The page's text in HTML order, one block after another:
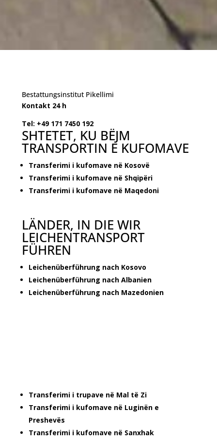
Bestattungsinstitut Pikellimi
Kontakt 24 h
Tel: +49 171 7450 192
SHTETET, KU BËJM
TRANSPORTIN E KUFOMAVE
Transferimi i kufomave në Kosovë
Transferimi i kufomave në Shqipëri
Transferimi i kufomave në Maqedoni
LÄNDER, IN DIE WIR
LEICHENTRANSPORT
FÜHREN
Leichenüberführung nach Kosovo
Leichenüberführung nach Albanien
Leichenüberführung nach Mazedonien
Transferimi i trupave në Mal të Zi
Transferimi i kufomave në Luginën e
Preshevës
Transferimi i kufomave në Sanxhak